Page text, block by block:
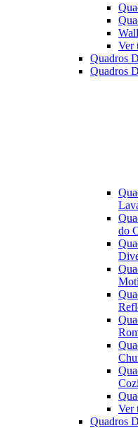
Ver
Quadros
Quadros
do
Ver
Quadros